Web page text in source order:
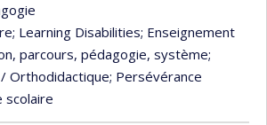
; Learning Disabilities; Enseignement
parcours, pédagogie, système;
Orthodidactique; Persévérance
scolaire